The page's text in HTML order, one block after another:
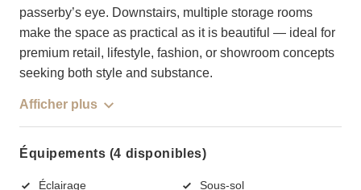
passerby’s eye. Downstairs, multiple storage rooms
make the space as practical as it is beautiful — ideal for
premium retail, lifestyle, fashion, or showroom concepts
seeking both style and substance.
Afficher plus
Équipements (4 disponibles)
Éclairage Sous-sol